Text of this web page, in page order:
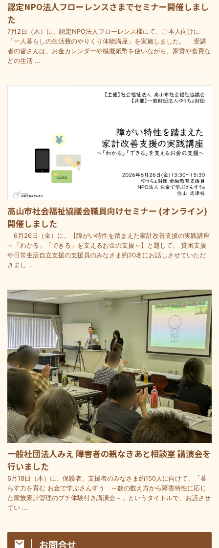
認定NPO法人フローレンスさまでセミナー開催しまし
た
7月2日（木）に、認定NPO法人フローレンス様にて、ご本人向けに
「一人暮らしの生活費のやりくり体験講座」を実施しました。 受講
者の皆さんは、お金カレンダーや模擬紙幣を使いながら、家賃や食費な
どの生活 ...
高山市社会福祉協議会職員向けセミナー (オンライン)
開催しました
6月26日（金）に、【障がい特性を踏まえた家計改善支援の実践講座
～「わかる」「できる」を支えるお金の支援～】と題して、 貧困支援
や日常生活自立支援の支援員のみなさま約20名にお話しさせていただ
きまし ...
一般社団法人みえ 障害者の親なきあと相談室 講演会を
行いました
6月18日（木）に、保護者、支援者のみなさま約150人に向けて、「暮
らす力を育む お金で学ぶさんすう ～数の数え方から障害特性に応じ
た家族家計管理のプチ体験付き講演会～」というタイトルで、お話させ
てい ...
お問合せ